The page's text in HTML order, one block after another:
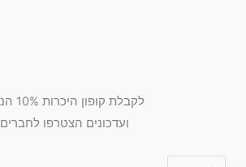
לקבלת קופון היכרות 10% הנחה
ועדכונים הצטרפו לחברים